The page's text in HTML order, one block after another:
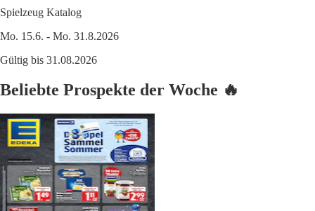
Spielzeug Katalog
Mo. 15.6. - Mo. 31.8.2026
Gültig bis 31.08.2026
Beliebte Prospekte der Woche 🔥